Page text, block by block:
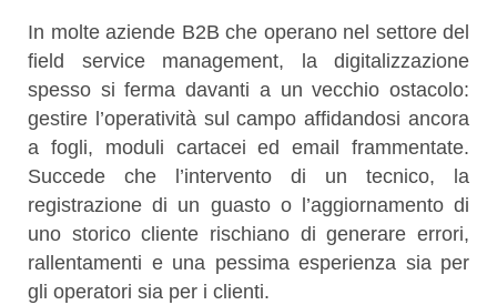
In molte aziende B2B che operano nel settore del
field service management, la digitalizzazione
spesso si ferma davanti a un vecchio ostacolo:
gestire l’operatività sul campo affidandosi ancora
a fogli, moduli cartacei ed email frammentate.
Succede che l’intervento di un tecnico, la
registrazione di un guasto o l’aggiornamento di
uno storico cliente rischiano di generare errori,
rallentamenti e una pessima esperienza sia per
gli operatori sia per i clienti.